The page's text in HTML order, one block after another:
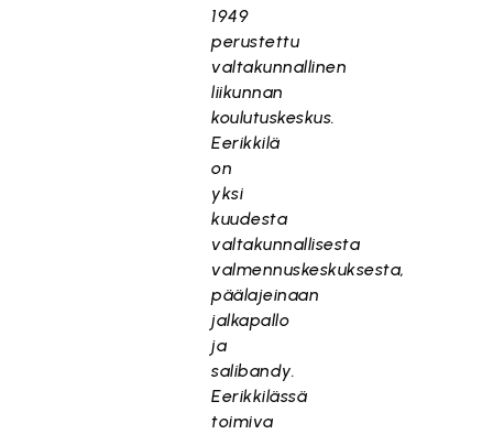
1949
perustettu
valtakunnallinen
liikunnan
koulutuskeskus.
Eerikkilä
on
yksi
kuudesta
valtakunnallisesta
valmennuskeskuksesta,
päälajeinaan
jalkapallo
ja
salibandy.
Eerikkilässä
toimiva